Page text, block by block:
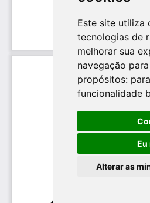
Este site utiliza
tecnologias de
melhorar sua
navegação
propósitos:
funcionalidade
Eu
Alterar as